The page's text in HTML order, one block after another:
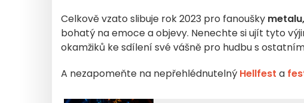
Celkově vzato slibuje rok 2023 pro fanoušky
bohatý na emoce a objevy. Nenechte si ujít tyto
okamžiků ke sdílení své vášně pro hudbu s
A nezapomeňte na nepřehlédnutelný Hellfest a